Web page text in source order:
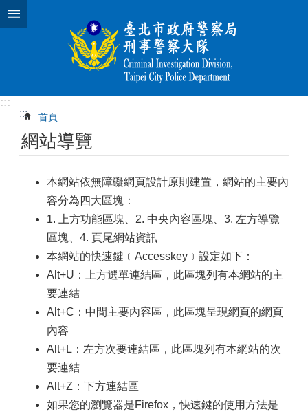
跳到主要內容區塊
:::
:::
首頁
網站導覽
本網站依無障礙網頁設計原則建置，網站的主要內
容分為四大區塊：
1. 上方功能區塊、2. 中央內容區塊、3. 左方導覽
區塊、4. 頁尾網站資訊
本網站的快速鍵﹝Accesskey﹞設定如下：
Alt+U：上方選單連結區，此區塊列有本網站的主
要連結
Alt+C：中間主要內容區，此區塊呈現網頁的網頁
內容
Alt+L：左方次要連結區，此區塊列有本網站的次
要連結
Alt+Z：下方連結區
如果您的瀏覽器是Firefox，快速鍵的使用方法是